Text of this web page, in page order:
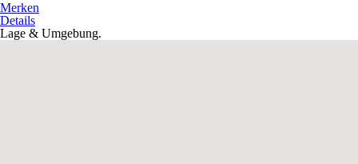
Merken
Details
Lage & Umgebung.